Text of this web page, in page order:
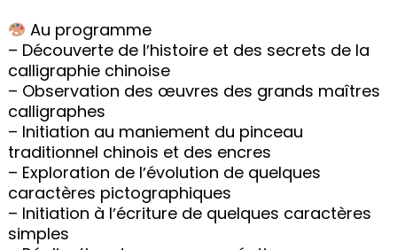
Au programme
– Découverte de lʼhistoire et des secrets de la
calligraphie chinoise
– Observation des œuvres des grands maîtres
calligraphes
– Initiation au maniement du pinceau
traditionnel chinois et des encres
– Exploration de lʼévolution de quelques
caractères pictographiques
– Initiation à lʼécriture de quelques caractères
simples